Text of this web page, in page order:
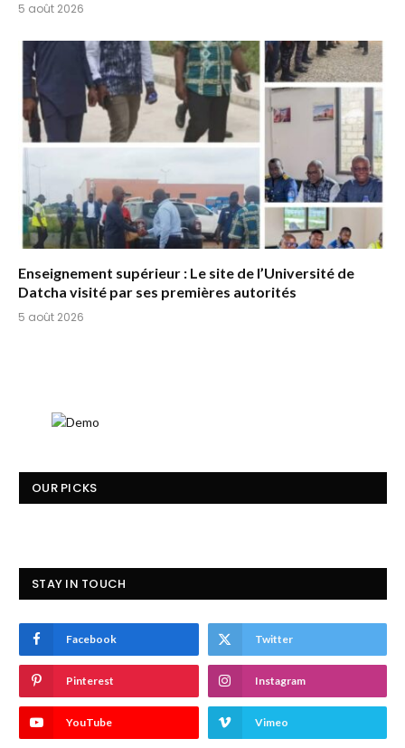
5 août 2026
Enseignement supérieur : Le site de l’Université de
Datcha visité par ses premières autorités
5 août 2026
OUR PICKS
STAY IN TOUCH
Facebook Twitter
Pinterest Instagram
YouTube Vimeo